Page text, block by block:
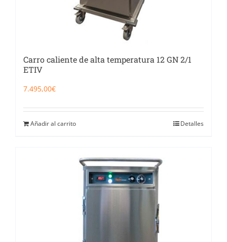
Carro caliente de alta temperatura 12 GN 2/1
ETIV
7.495,00€
Añadir al carrito Detalles